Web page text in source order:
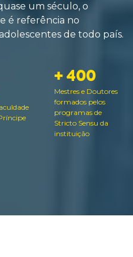
um século, o
é referência no
de todo país.
+ 400
Mestres e Doutores
formados pelos
programas de
Stricto Sensu da
instituição